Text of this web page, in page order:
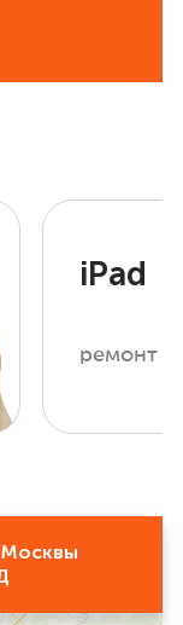
iPad
ремонт